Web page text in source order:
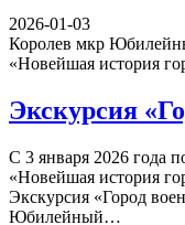
2026-01-03
Королев мкр
«Новейшая история
Экскурсия
С 3 января 2026 года
«Новейшая история
Экскурсия «Город
Юбилейный…